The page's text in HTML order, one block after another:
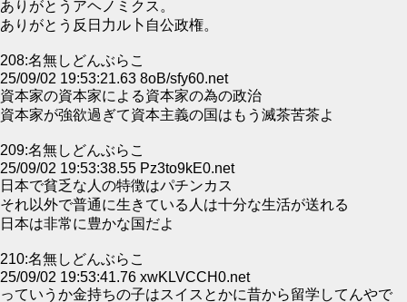
ありがとうアヘノミクス。
ありがとう反日力ル卜自公政権。
208:名無しどんぶらこ
25/09/02 19:53:21.63 8oB/sfy60.net
資本家の資本家による資本家の為の政治
資本家が強欲過ぎて資本主義の国はもう滅茶苦茶よ
209:名無しどんぶらこ
25/09/02 19:53:38.55 Pz3to9kE0.net
日本で貧乏な人の特徴はパチンカス
それ以外で普通に生きている人は十分な生活が送れる
日本は非常に豊かな国だよ
210:名無しどんぶらこ
25/09/02 19:53:41.76 xwKLVCCH0.net
っていうか金持ちの子はスイスとかに昔から留学してんやで